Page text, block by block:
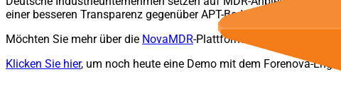
einer besseren Transparenz gegenüber APT-Bedrohungen zu
Möchten Sie mehr über die NovaMDR-Plattform von Forenova
Klicken Sie hier, um noch heute eine Demo mit dem Forenova-